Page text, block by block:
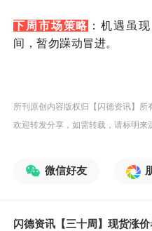
下周市场策略 ：机遇虽
间，暂勿躁动冒进。
所刊原创内容版权归【闪德资讯】所
欢迎转发分享，如需转载，请标明来
微信好友
闪德资讯【三十周】现货涨